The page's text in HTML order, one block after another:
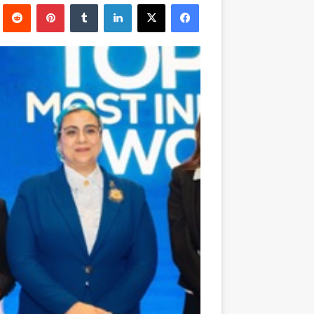
إلكترونيا
فيسبوك ‫X لينكدإن بينتيريست